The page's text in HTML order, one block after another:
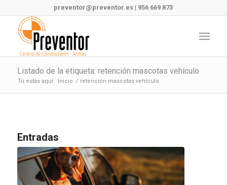
preventor@preventor.es | 956 669 873
Listado de la etiqueta: retención mascotas vehículo
Tú estás aquí: Inicio / retención mascotas vehículo
Entradas